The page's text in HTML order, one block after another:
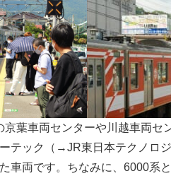
葉車両センターや川越車両
テック（→JR東日本テクノロ
車両です。ちなみに、6000系